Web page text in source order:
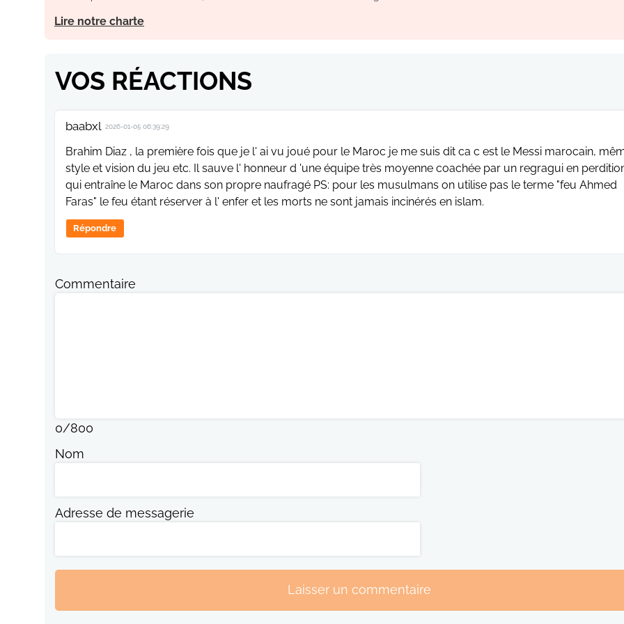
Lire notre charte
VOS RÉACTIONS
baabxl 2026-01-05 06:39:29
Brahim Diaz , la première fois que je l' ai vu joué pour le Maroc je me suis dit ca c est le Messi marocain,
style et vision du jeu etc. Il sauve l' honneur d 'une équipe très moyenne coachée par un regragui en
qui entraîne le Maroc dans son propre naufragé PS: pour les musulmans on utilise pas le terme "feu Ahmed
Faras" le feu étant réserver à l' enfer et les morts ne sont jamais incinérés en islam.
Répondre
Commentaire
0/800
Nom
Adresse de messagerie
Laisser un commentaire